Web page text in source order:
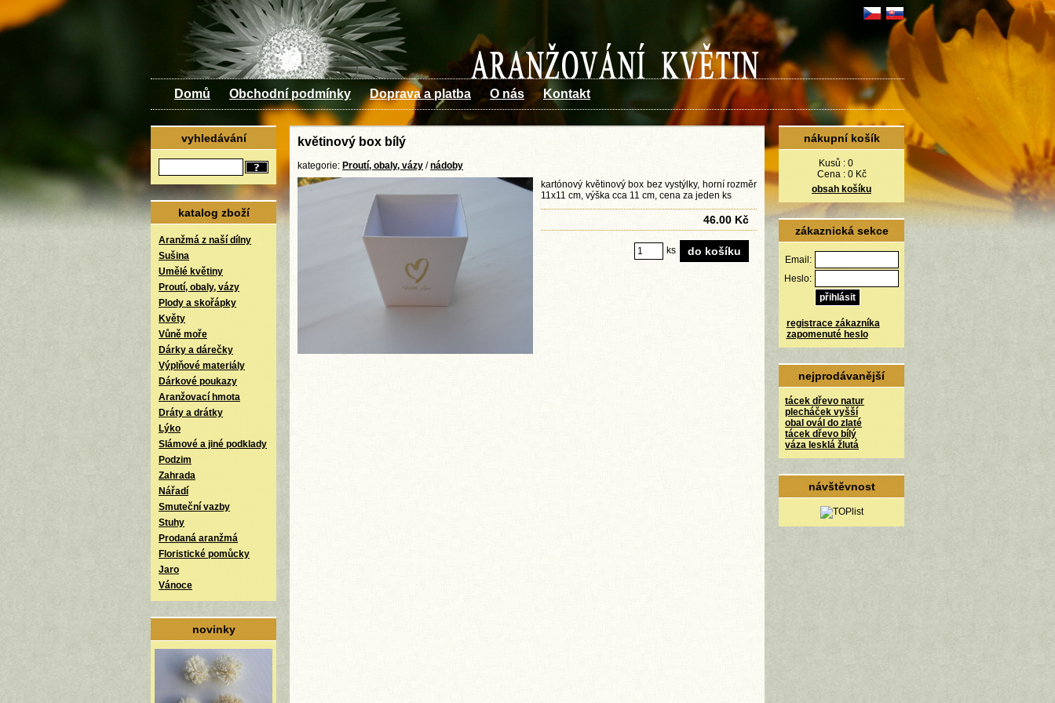
Domů Obchodní podmínky Doprava a platba O nás Kontakt
vyhledávání
katalog zboží
Aranžmá z naší dílny
Sušina
Umělé květiny
Proutí, obaly, vázy
Plody a skořápky
Květy
Vůně moře
Dárky a dárečky
Výplňové materiály
Dárkové poukazy
Aranžovací hmota
Dráty a drátky
Lýko
Slámové a jiné podklady
Podzim
Zahrada
Nářadí
Smuteční vazby
Stuhy
Prodaná aranžmá
Floristické pomůcky
Jaro
Vánoce
novinky
nákupní košík
Kusů : 0
Cena : 0 Kč
obsah košíku
zákaznická sekce
Email:
Heslo:
registrace zákazníka
zapomenuté heslo
nejprodávanější
tácek dřevo natur
plecháček vyšší
obal ovál do zlaté
tácek dřevo bílý
váza lesklá žlutá
návštěvnost
květinový box bílý
kategorie: Proutí, obaly, vázy /nádoby
kartónový květinový box bez vystýlky, horní rozměr
11x11 cm, výška cca 11 cm, cena za jeden ks
46.00 Kč
ks